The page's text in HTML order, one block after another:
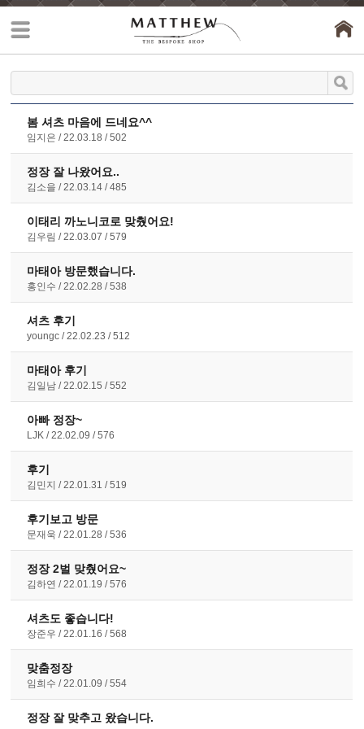
봄 셔츠 마음에 드네요^^
임지은 22.03.18 502
정장 잘 나왔어요..
김소을 22.03.14 485
이태리 까노니코로 맞췄어요!
김우림 22.03.07 579
마태아 방문했습니다.
홍인수 22.02.28 538
셔츠 후기
youngc 22.02.23 512
마태아 후기
김일남 22.02.15 552
아빠 정장~
LJK 22.02.09 576
후기
김민지 22.01.31 519
후기보고 방문
문재욱 22.01.28 536
정장 2벌 맞췄어요~
김하연 22.01.19 576
셔츠도 좋습니다!
장준우 22.01.16 568
맞춤정장
임희수 22.01.09 554
정장 잘 맞추고 왔습니다.